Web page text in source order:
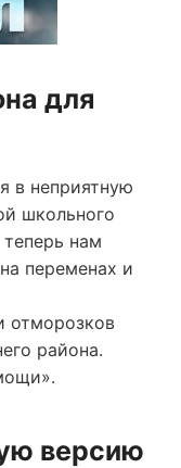
для
в неприятную
школьного
теперь нам
переменах и
отморозков
района.
версию